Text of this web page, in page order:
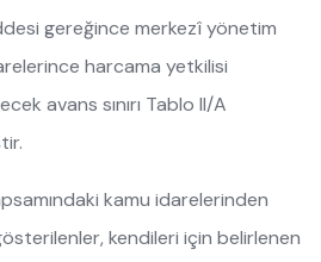
gereğince merkezî yönetim
harcama yetkilisi
avans sınırı Tablo II/A
kamu idarelerinden
kendileri için belirlenen